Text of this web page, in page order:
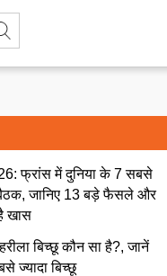
फ्रांस में दुनिया के 7 सबसे
जानिए 13 बड़े फैसले और
खास
बिच्छू कौन सा है?, जानें
ज्यादा बिच्छू